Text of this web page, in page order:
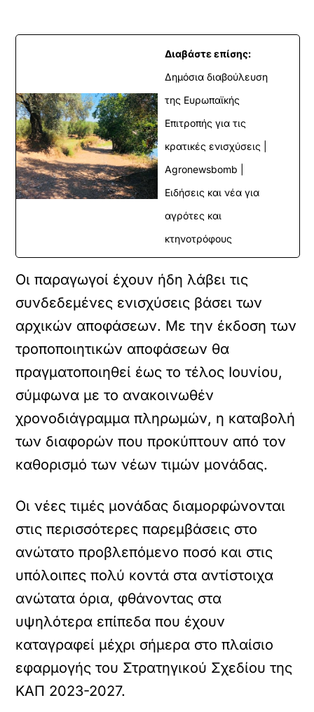
Διαβάστε επίσης:
Δημόσια διαβούλευση
της Ευρωπαϊκής
Επιτροπής για τις
κρατικές ενισχύσεις |
Agronewsbomb |
Ειδήσεις και νέα για
αγρότες και
κτηνοτρόφους
Οι παραγωγοί έχουν ήδη λάβει τις
συνδεδεμένες ενισχύσεις βάσει των
αρχικών αποφάσεων. Με την έκδοση των
τροποποιητικών αποφάσεων θα
πραγματοποιηθεί έως το τέλος Ιουνίου,
σύμφωνα με το ανακοινωθέν
χρονοδιάγραμμα πληρωμών, η καταβολή
των διαφορών που προκύπτουν από τον
καθορισμό των νέων τιμών μονάδας.
Οι νέες τιμές μονάδας διαμορφώνονται
στις περισσότερες παρεμβάσεις στο
ανώτατο προβλεπόμενο ποσό και στις
υπόλοιπες πολύ κοντά στα αντίστοιχα
ανώτατα όρια, φθάνοντας στα
υψηλότερα επίπεδα που έχουν
καταγραφεί μέχρι σήμερα στο πλαίσιο
εφαρμογής του Στρατηγικού Σχεδίου της
ΚΑΠ 2023-2027.